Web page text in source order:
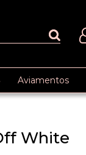
Aviamentos
White